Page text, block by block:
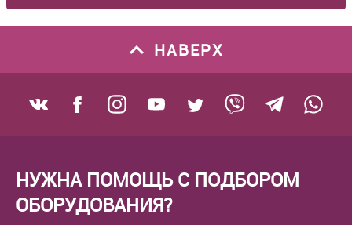
НАВЕРХ
НУЖНА ПОМОЩЬ С ПОДБОРОМ
ОБОРУДОВАНИЯ?